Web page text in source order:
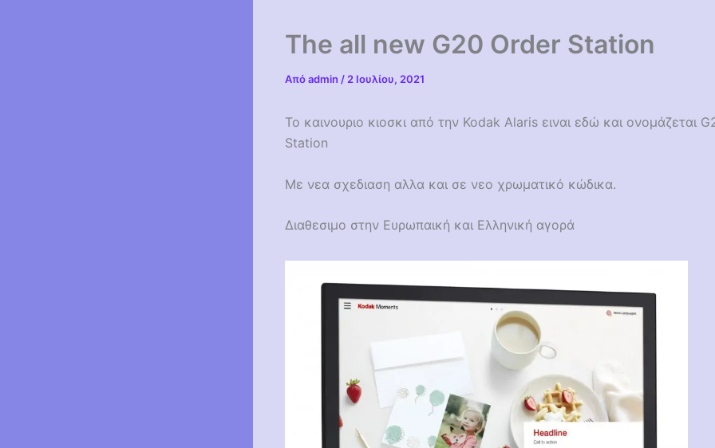
The all new G20 Order Station
Απόadmin / 2 Ιουλίου, 2021
Το καινουριο κιοσκι από την Kodak Alaris ειναι εδώ και ονομάζεται
Station
Με νεα σχεδιαση αλλα και σε νεο χρωματικό κώδικα.
Διαθεσιμο στην Ευρωπαική και Ελληνική αγορά